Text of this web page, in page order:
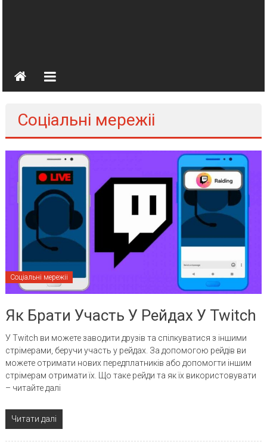
Соціальні мережіі
Соціальні мережіі
Як Брати Участь У Рейдах У Twitch
У Twitch ви можете заводити друзів та спілкуватися з іншими
стрімерами, беручи участь у рейдах. За допомогою рейдів ви
можете отримати нових передплатників або допомогти іншим
стрімерам отримати їх. Що таке рейди та як їх використовувати
– читайте далі
Читати далі